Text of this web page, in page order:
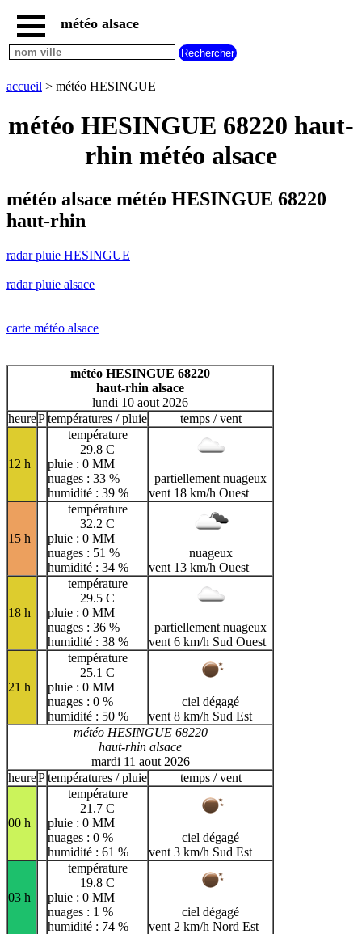
accueil
radar
HESINGUE
météo
alsace
carte
météo
météo
H
I J K L M
N
T
U
V
W X Y Z
météo alsace
accueil > météo HESINGUE
météo HESINGUE 68220 haut-
rhin météo alsace
météo alsace météo HESINGUE 68220
haut-rhin
radar pluie HESINGUE
radar pluie alsace
carte météo alsace
météo HESINGUE 68220
haut-rhin alsace
lundi 10 aout 2026
heurePtempératures / pluie temps / vent
12 h
température
29.8 C
pluie : 0 MM
nuages : 33 %
humidité : 39 %
partiellement nuageux
vent 18 km/h Ouest
15 h
température
32.2 C
pluie : 0 MM
nuages : 51 %
humidité : 34 %
nuageux
vent 13 km/h Ouest
18 h
température
29.5 C
pluie : 0 MM
nuages : 36 %
humidité : 38 %
partiellement nuageux
vent 6 km/h Sud Ouest
21 h
température
25.1 C
pluie : 0 MM
nuages : 0 %
humidité : 50 %
ciel dégagé
vent 8 km/h Sud Est
météo HESINGUE 68220
haut-rhin alsace
mardi 11 aout 2026
heurePtempératures / pluie temps / vent
00 h
température
21.7 C
pluie : 0 MM
nuages : 0 %
humidité : 61 %
ciel dégagé
vent 3 km/h Sud Est
03 h
température
19.8 C
pluie : 0 MM
nuages : 1 %
humidité : 74 %
ciel dégagé
vent 2 km/h Nord Est